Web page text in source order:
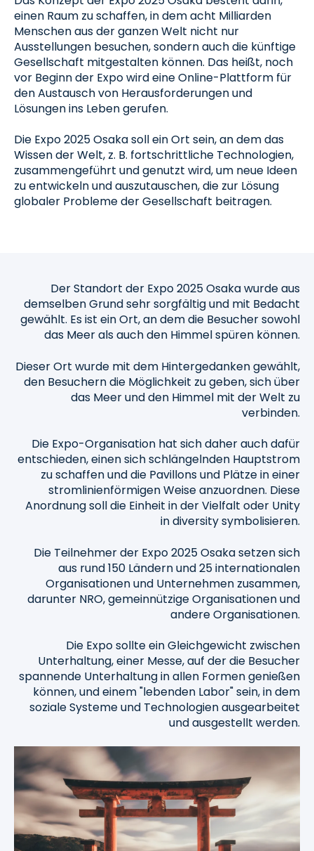
einen Raum zu schaffen, in dem acht Milliarden
Menschen aus der ganzen Welt nicht nur
Ausstellungen besuchen, sondern auch die künftige
Gesellschaft mitgestalten können. Das heißt, noch
vor Beginn der Expo wird eine Online-Plattform für
den Austausch von Herausforderungen und
Lösungen ins Leben gerufen.
Die Expo 2025 Osaka soll ein Ort sein, an dem das
Wissen der Welt, z. B. fortschrittliche Technologien,
zusammengeführt und genutzt wird, um neue Ideen
zu entwickeln und auszutauschen, die zur Lösung
globaler Probleme der Gesellschaft beitragen.
Der Standort der Expo 2025 Osaka wurde aus
demselben Grund sehr sorgfältig und mit Bedacht
gewählt. Es ist ein Ort, an dem die Besucher sowohl
das Meer als auch den Himmel spüren können.
Dieser Ort wurde mit dem Hintergedanken gewählt,
den Besuchern die Möglichkeit zu geben, sich über
das Meer und den Himmel mit der Welt zu
verbinden.
Die Expo-Organisation hat sich daher auch dafür
entschieden, einen sich schlängelnden Hauptstrom
zu schaffen und die Pavillons und Plätze in einer
stromlinienförmigen Weise anzuordnen. Diese
Anordnung soll die Einheit in der Vielfalt oder Unity
in diversity symbolisieren.
Die Teilnehmer der Expo 2025 Osaka setzen sich
aus rund 150 Ländern und 25 internationalen
Organisationen und Unternehmen zusammen,
darunter NRO, gemeinnützige Organisationen und
andere Organisationen.
Die Expo sollte ein Gleichgewicht zwischen
Unterhaltung, einer Messe, auf der die Besucher
spannende Unterhaltung in allen Formen genießen
können, und einem "lebenden Labor" sein, in dem
soziale Systeme und Technologien ausgearbeitet
und ausgestellt werden.